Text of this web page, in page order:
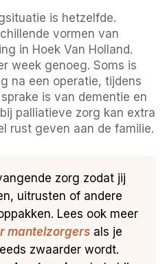
is hetzelfde.
vormen van
in Hoek Van Holland.
week genoeg. Soms is
na een operatie, tijdens
is van dementie en
palliatieve zorg kan extra
rust geven aan de familie.
zorg zodat jij
uitrusten of andere
Lees ook meer
mantelzorgers als je
zwaarder wordt.